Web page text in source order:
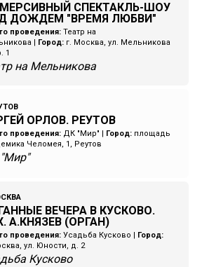
СПЕКТАКЛЬ-ШОУ
ДОЖДЕМ "ВРЕМЯ ЛЮБВИ"
проведения: Театр на
Город: г. Москва, ул. Мельникова
1
на Мельникова
ОРЛОВ. РЕУТОВ
проведения: ДК "Мир" | Город: площадь
Челомея, 1, Реутов
ВЕЧЕРА В КУСКОВО.
А.КНЯЗЕВ (ОРГАН)
проведения: Усадьба Кусково
Город:
ул. Юности, д. 2
Кусково